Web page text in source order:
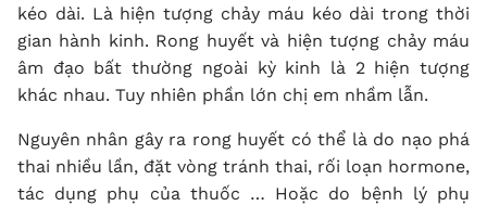
kéo dài. Là hiện tượng chảy máu kéo dài trong thời
gian hành kinh. Rong huyết và hiện tượng chảy máu
âm đạo bất thường ngoài kỳ kinh là 2 hiện tượng
khác nhau. Tuy nhiên phần lớn chị em nhầm lẫn.
Nguyên nhân gây ra rong huyết có thể là do nạo phá
thai nhiều lần, đặt vòng tránh thai, rối loạn hormone,
tác dụng phụ của thuốc … Hoặc do bệnh lý phụ